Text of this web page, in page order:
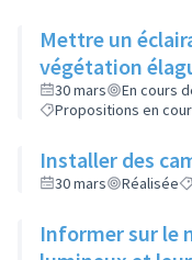
Mettre un
végétation
30 mars
En cours
Propositions en
Installer des
30 mars Réalisée
Informer sur le